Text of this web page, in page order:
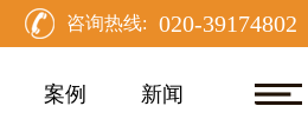
咨询热线: 020-39174802
案例 新闻